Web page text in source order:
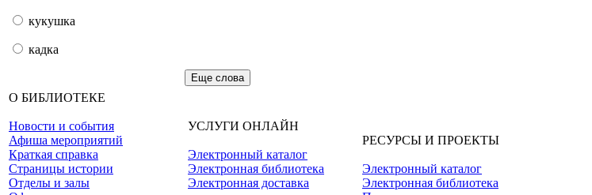
кукушка
кадка
Еще слова
О БИБЛИОТЕКЕ
Новости и события
Афиша мероприятий
Краткая справка
Страницы истории
Отделы и залы
УСЛУГИ ОНЛАЙН
Электронный каталог
Электронная библиотека
Электронная доставка
РЕСУРСЫ И ПРОЕКТЫ
Электронный каталог
Электронная библиотека